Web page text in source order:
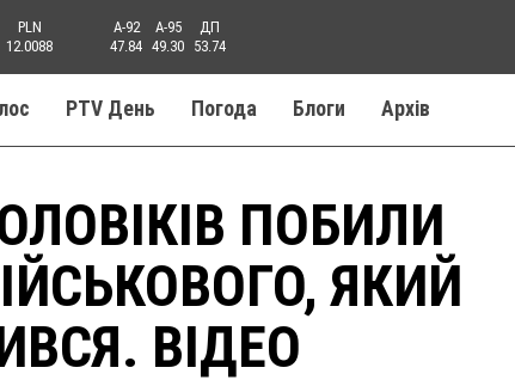
PLN
12.0088
A-92
47.84
A-95
49.30
ДП
53.74
PTV День Погода Блоги Aрхів
ПОБИЛИ
ЯКИЙ
ВІДЕО